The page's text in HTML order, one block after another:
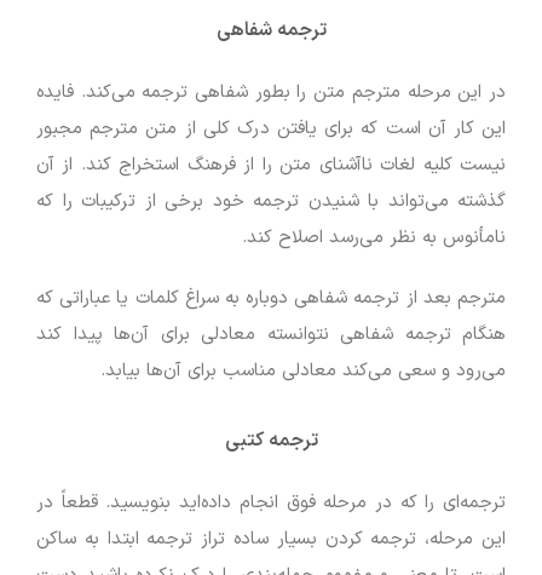
ترجمه شفاهی
در این مرحله مترجم متن را بطور شفاهی ترجمه می‌کند. فایده
این کار آن است که برای یافتن درک کلی از متن مترجم مجبور
نیست کلیه لغات ناآشنای متن را از فرهنگ استخراج کند. از آن
گذشته می‌تواند با شنیدن ترجمه خود برخی از ترکیبات را که
نامأنوس به نظر می‌رسد اصلاح کند.
مترجم بعد از ترجمه شفاهی دوباره به سراغ کلمات یا عباراتی که
هنگام ترجمه شفاهی نتوانسته معادلی برای آن‌ها پیدا کند
می‌رود و سعی می‌کند معادلی مناسب برای آن‌ها بیابد.
ترجمه کتبی
ترجمه‌ای را که در مرحله فوق انجام داده‌اید بنویسید. قطعاً در
این مرحله، ترجمه کردن بسیار ساده تراز ترجمه ابتدا به ساکن